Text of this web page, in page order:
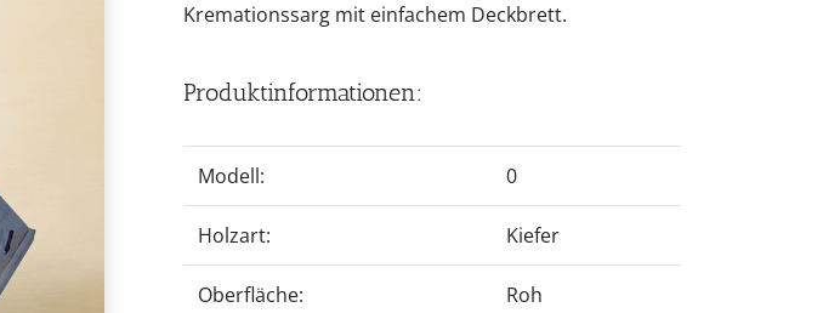
Kremationssarg mit einfachem Deckbrett.
Produktinformationen:
Modell: 0
Holzart: Kiefer
Oberfläche: Roh